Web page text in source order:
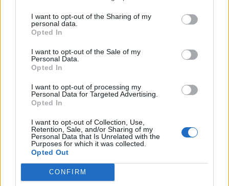
I want to opt-out of the Sharing of my
personal data.
Opted In
I want to opt-out of the Sale of my
Personal Data.
Opted In
I want to opt-out of processing my
Personal Data for Targeted Advertising.
Opted In
I want to opt-out of Collection, Use,
Retention, Sale, and/or Sharing of my
Personal Data that Is Unrelated with the
Purposes for which it was collected.
Opted Out
CONFIRM
Νεάπολη Λακωνίας: Μεγάλο το ενδιαφέρον
του κόσμου για το Παζάρι στην παραλία
(photos)